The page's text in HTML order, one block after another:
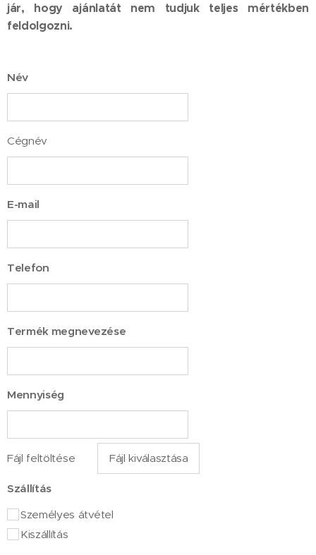
jár, hogy ajánlatát nem tudjuk teljes mértékben
feldolgozni.
Név
Cégnév
E-mail
Telefon
Termék megnevezése
Mennyiség
Fájl feltöltése Fájl kiválasztása
Szállítás
Személyes átvétel
Kiszállítás